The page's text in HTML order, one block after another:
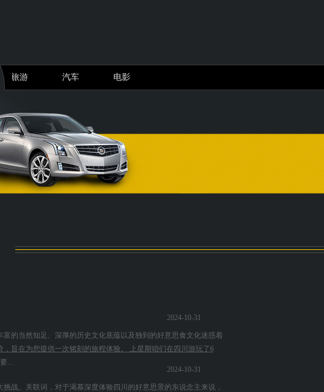
旅游 汽车 电影
2024-10-31
的当然知足、深厚的历史文化底蕴以及独到的好意思食文化迷惑着
旨在为您提供一次铭刻的旅程体验。 上星期咱们在四川游玩了6
...
2024-10-31
战。关联词，对于渴慕深度体验四川的好意思景的东说念主来说，